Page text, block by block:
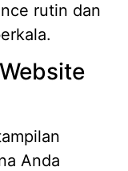
rutin dan
Anda